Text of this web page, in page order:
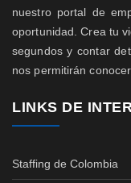
nuestro portal de
oportunidad. Crea tu
segundos y contar
nos permitirán
LINKS DE
Staffing de Colombia